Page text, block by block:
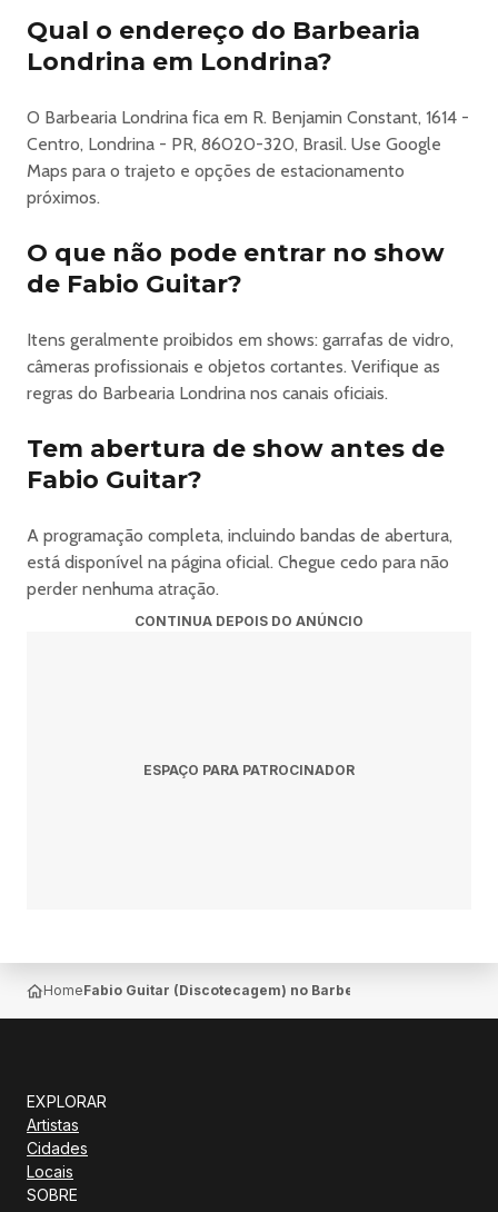
Qual o endereço do Barbearia
Londrina em Londrina?
O Barbearia Londrina fica em R. Benjamin Constant, 1614 -
Centro, Londrina - PR, 86020-320, Brasil. Use Google
Maps para o trajeto e opções de estacionamento
próximos.
O que não pode entrar no show
de Fabio Guitar?
Itens geralmente proibidos em shows: garrafas de vidro,
câmeras profissionais e objetos cortantes. Verifique as
regras do Barbearia Londrina nos canais oficiais.
Tem abertura de show antes de
Fabio Guitar?
A programação completa, incluindo bandas de abertura,
está disponível na página oficial. Chegue cedo para não
perder nenhuma atração.
CONTINUA DEPOIS DO ANÚNCIO
ESPAÇO PARA PATROCINADOR
HomeFabio Guitar (Discotecagem) no Barbearia Londrina em
EXPLORAR
Artistas
Cidades
Locais
SOBRE